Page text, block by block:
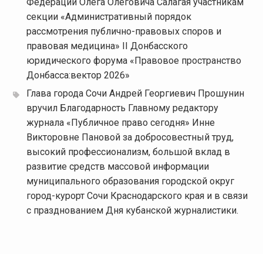
секции «Административный порядок
рассмотрения публично-правовых споров и
правовая медицина» II Донбасского
юридического форума «Правовое пространство
Донбасса:вектор 2026»
Глава города Сочи Андрей Георгиевич Прошунин
вручил Благодарность Главному редактору
журнала «Публичное право сегодня» Инне
Викторовне Пановой за добросовестный труд,
высокий профессионализм, большой вклад в
развитие средств массовой информации
муниципального образования городской округ
город-курорт Сочи Краснодарского края и в связи
с празднованием Дня кубанской журналистики.